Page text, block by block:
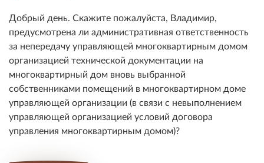
Добрый день. Скажите пожалуйста, Владимир,
предусмотрена ли административная ответственность
за непередачу управляющей многоквартирным домом
организацией технической документации на
многоквартирный дом вновь выбранной
собственниками помещений в многоквартирном доме
управляющей организации (в связи с невыполнением
управляющей организацией условий договора
управления многоквартирным домом)?